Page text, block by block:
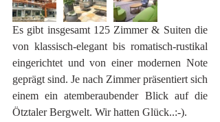
Es gibt insgesamt 125 Zimmer & Suiten die
von klassisch-elegant bis romatisch-rustikal
eingerichtet und von einer modernen Note
geprägt sind. Je nach Zimmer präsentiert sich
einem ein atemberaubender Blick auf die
Ötztaler Bergwelt. Wir hatten Glück..:-).